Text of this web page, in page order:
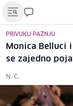
PRIVUKLI PAŽNJU
Monica Belluci
se zajedno
N. C.